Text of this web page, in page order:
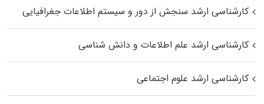
کارشناسی ارشد سنجش از دور و سیستم اطلاعات جغرافیایی
کارشناسی ارشد علم اطلاعات و دانش شناسی
کارشناسی ارشد علوم اجتماعی